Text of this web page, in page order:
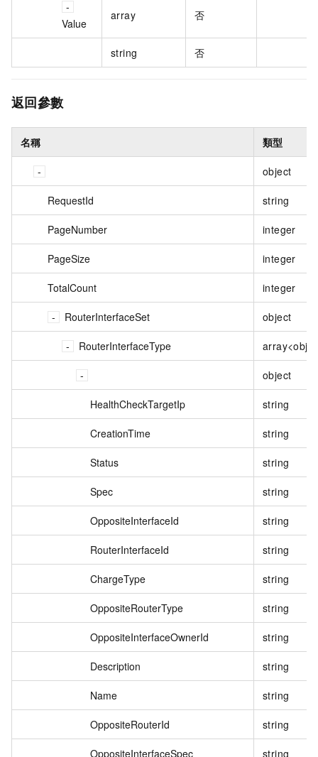
Value
array 否
string 否
返回參數
名稱 類型
object
RequestId string
PageNumber integer
PageSize integer
TotalCount integer
RouterInterfaceSet object
RouterInterfaceType
object
HealthCheckTargetIp string
CreationTime string
Status string
Spec string
OppositeInterfaceId string
RouterInterfaceId string
ChargeType string
OppositeRouterType string
OppositeInterfaceOwnerId string
Description string
Name string
OppositeRouterId string
OppositeInterfaceSpec string